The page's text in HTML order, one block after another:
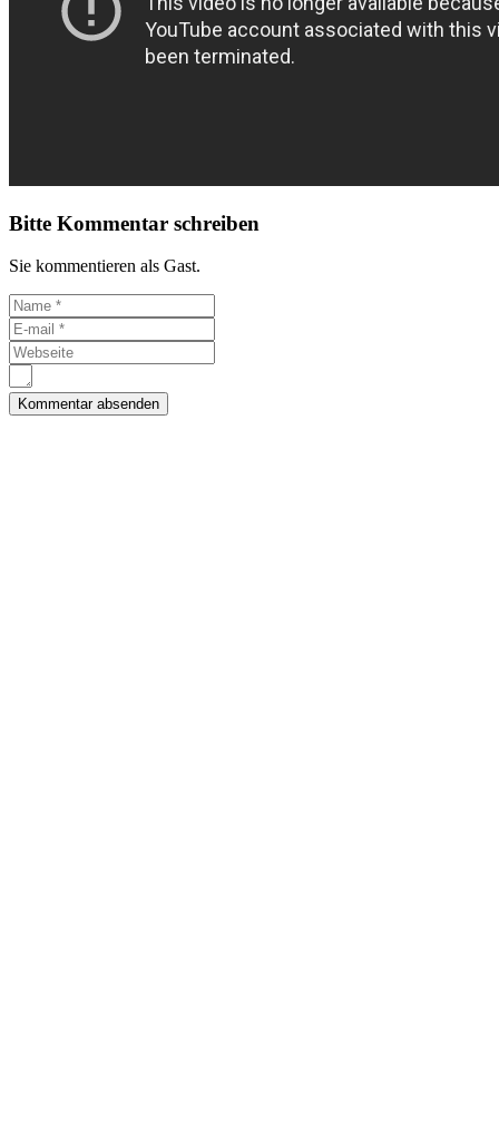
Bitte Kommentar schreiben
Sie kommentieren als Gast.